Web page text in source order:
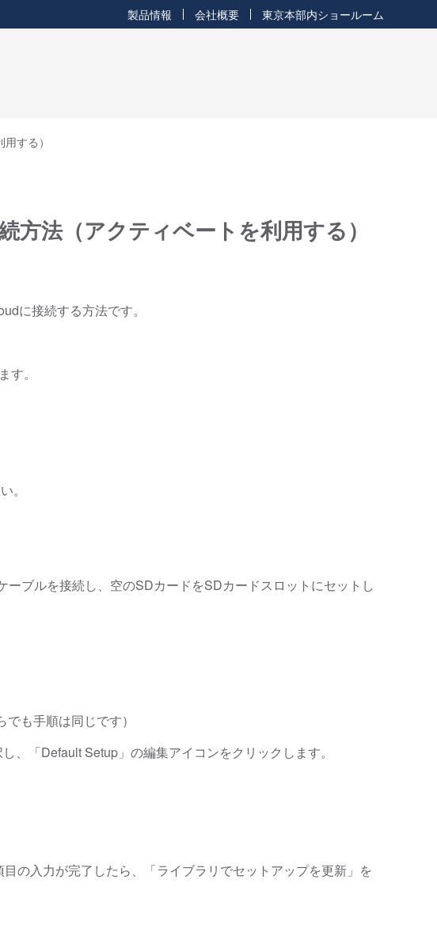
製品情報 会社概要 東京本部内ショールーム
する）
法（アクティベートを利用する）
に接続する方法です。
。
。
ブルを接続し、空のSDカードをSDカードスロットにセットし
も手順は同じです）
「Default Setup」の編集アイコンをクリックします。
の入力が完了したら、「ライブラリでセットアップを更新」を